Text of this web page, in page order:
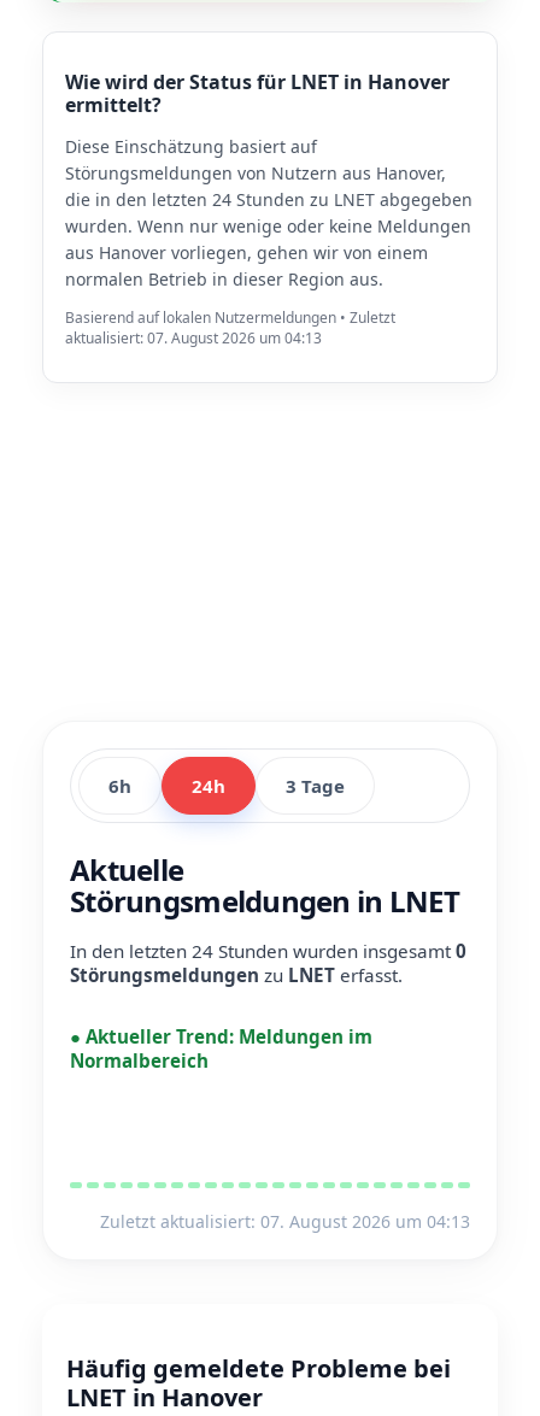
Wie wird der Status für LNET in Hanover
ermittelt?
Diese Einschätzung basiert auf
Störungsmeldungen von Nutzern aus Hanover,
die in den letzten 24 Stunden zu LNET abgegeben
wurden. Wenn nur wenige oder keine Meldungen
aus Hanover vorliegen, gehen wir von einem
normalen Betrieb in dieser Region aus.
Basierend auf lokalen Nutzermeldungen • Zuletzt
aktualisiert: 07. August 2026 um 04:13
6h 24h 3 Tage
Aktuelle
Störungsmeldungen in LNET
In den letzten 24 Stunden wurden insgesamt0
Störungsmeldungen zu LNET erfasst.
● Aktueller Trend: Meldungen im
Normalbereich
Zuletzt aktualisiert: 07. August 2026 um 04:13
Häufig gemeldete Probleme bei
LNET in Hanover